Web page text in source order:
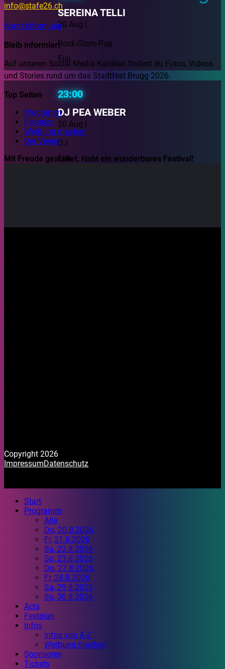
SEREINA TELLI
20 Aug |
Rock-Glam-Pop
Eisi
23:00
DJ PEA WEBER
20 Aug |
DJ
Eisi
info@stafe26.ch
Kontaktformular
Bleib informiert
Auf unseren Social Media Kanälen findest du Fotos, Videos
und Stories rund um das Stadtfest Brugg 2026.
Top Seiten
Programm
Festplan
Werbung machen
Der Verein
Mit Freude gestaltet. Habt ein wunderbares Festival!
Copyright 2026
ImpressumDatenschutz
Start
Programm
Alle
Do, 20.8.2026
Fr, 21.8.2026
Sa, 22.8.2026
So, 23.8.2026
Do, 27.8.2026
Fr, 28.8.2026
Sa, 29.8.2026
So, 30.8.2026
Acts
Festplan
Infos
Infos von A-Z
Werbung machen
Sponsoren
Tickets